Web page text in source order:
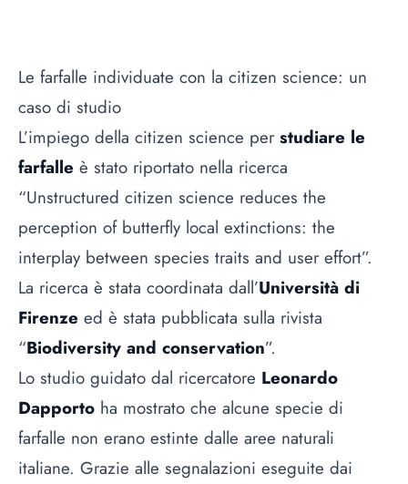
Le farfalle individuate con la citizen science: un
caso di studio
L’impiego della citizen science per studiare le
farfalle è stato riportato nella ricerca
“Unstructured citizen science reduces the
perception of butterfly local extinctions: the
interplay between species traits and user effort”.
La ricerca è stata coordinata dall’Università di
Firenze ed è stata pubblicata sulla rivista
“Biodiversity and conservation”.
Lo studio guidato dal ricercatore Leonardo
Dapporto ha mostrato che alcune specie di
farfalle non erano estinte dalle aree naturali
italiane. Grazie alle segnalazioni eseguite dai